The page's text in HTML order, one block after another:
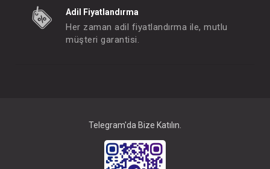
Adil Fiyatlandırma
Her zaman adil fiyatlandırma ile, mutlu
müşteri garantisi.
Telegram'da Bize Katılın.